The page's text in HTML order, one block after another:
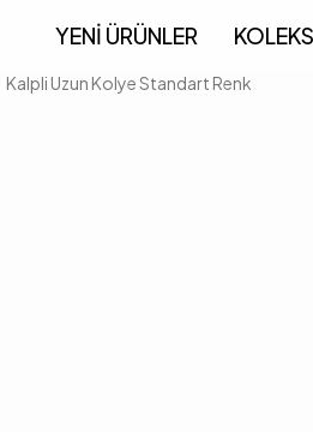
YENİ ÜRÜNLER
Kalpli Uzun Kolye Standart Renk